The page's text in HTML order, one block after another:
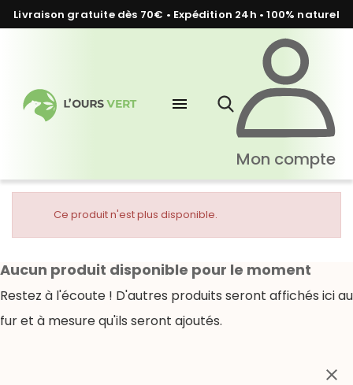
Livraison gratuite dès 70€ • Expédition 24h • 100% naturel
menu
Mon compte
Ce produit n'est plus disponible.
Aucun produit disponible pour le moment
Restez à l'écoute ! D'autres produits seront affichés ici au
fur et à mesure qu'ils seront ajoutés.
close